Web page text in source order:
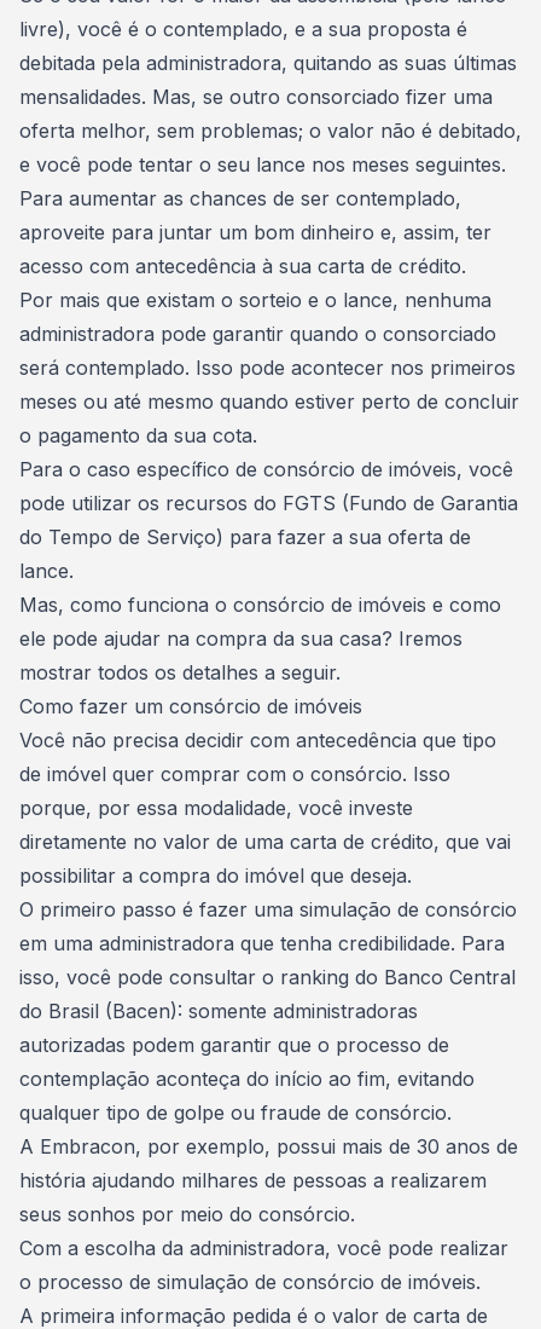
livre), você é o contemplado, e a sua proposta é
debitada pela administradora, quitando as suas últimas
mensalidades. Mas, se outro consorciado fizer uma
oferta melhor, sem problemas; o valor não é debitado,
e você pode tentar o seu lance nos meses seguintes.
Para aumentar as chances de ser contemplado,
aproveite para juntar um bom dinheiro e, assim, ter
acesso com antecedência à sua carta de crédito.
Por mais que existam o sorteio e o lance, nenhuma
administradora pode garantir quando o consorciado
será contemplado. Isso pode acontecer nos primeiros
meses ou até mesmo quando estiver perto de concluir
o pagamento da sua cota.
Para o caso específico de consórcio de imóveis, você
pode utilizar os recursos do FGTS (Fundo de Garantia
do Tempo de Serviço) para fazer a sua oferta de
lance.
Mas, como funciona o consórcio de imóveis e como
ele pode ajudar na compra da sua casa? Iremos
mostrar todos os detalhes a seguir.
Como fazer um consórcio de imóveis
Você não precisa decidir com antecedência que tipo
de imóvel quer comprar com o consórcio. Isso
porque, por essa modalidade, você investe
diretamente no valor de uma carta de crédito, que vai
possibilitar a compra do imóvel que deseja.
O primeiro passo é fazer uma simulação de consórcio
em uma administradora que tenha credibilidade. Para
isso, você pode consultar o ranking do Banco Central
do Brasil (Bacen): somente administradoras
autorizadas podem garantir que o processo de
contemplação aconteça do início ao fim, evitando
qualquer tipo de golpe ou fraude de consórcio.
A Embracon, por exemplo, possui mais de 30 anos de
história ajudando milhares de pessoas a realizarem
seus sonhos por meio do consórcio.
Com a escolha da administradora, você pode realizar
o processo de simulação de consórcio de imóveis.
A primeira informação pedida é o valor de carta de